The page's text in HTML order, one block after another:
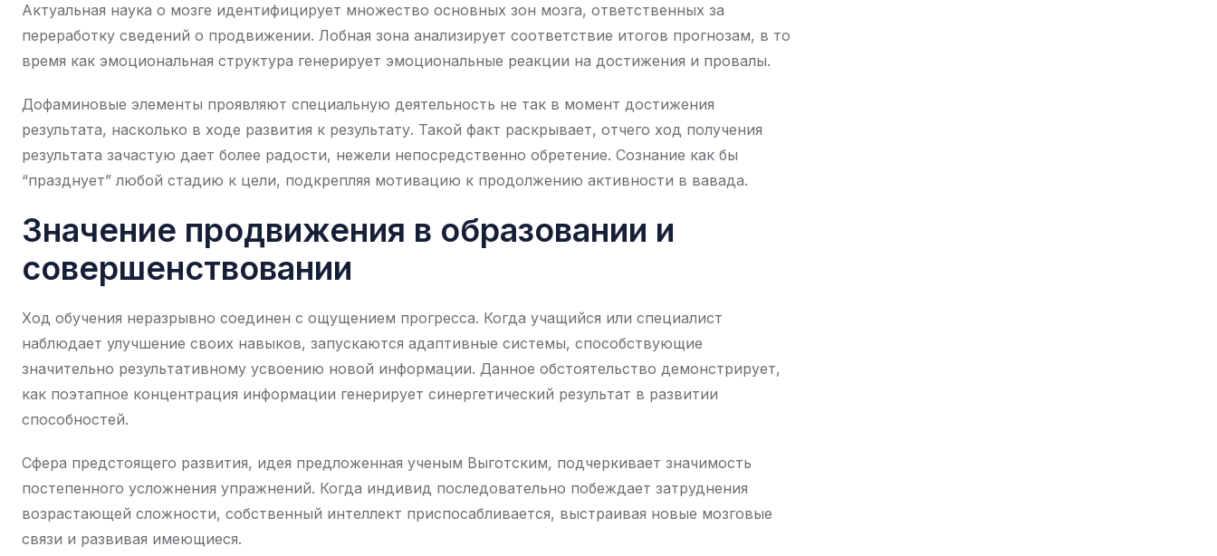
Актуальная наука о мозге идентифицирует множество основных зон мозга, ответственных за
переработку сведений о продвижении. Лобная зона анализирует соответствие итогов прогнозам, в то
время как эмоциональная структура генерирует эмоциональные реакции на достижения и провалы.
Дофаминовые элементы проявляют специальную деятельность не так в момент достижения
результата, насколько в ходе развития к результату. Такой факт раскрывает, отчего ход получения
результата зачастую дает более радости, нежели непосредственно обретение. Сознание как бы
“празднует” любой стадию к цели, подкрепляя мотивацию к продолжению активности в вавада.
Значение продвижения в образовании и
совершенствовании
Ход обучения неразрывно соединен с ощущением прогресса. Когда учащийся или специалист
наблюдает улучшение своих навыков, запускаются адаптивные системы, способствующие
значительно результативному усвоению новой информации. Данное обстоятельство демонстрирует,
как поэтапное концентрация информации генерирует синергетический результат в развитии
способностей.
Сфера предстоящего развития, идея предложенная ученым Выготским, подчеркивает значимость
постепенного усложнения упражнений. Когда индивид последовательно побеждает затруднения
возрастающей сложности, собственный интеллект приспосабливается, выстраивая новые мозговые
связи и развивая имеющиеся.